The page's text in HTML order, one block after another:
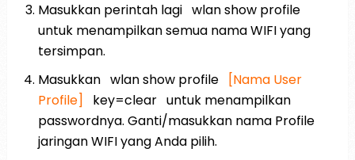
Masukkan perintah lagi wlan show profile
untuk menampilkan semua nama WIFI yang
tersimpan.
Masukkan wlan show profile
[Nama User
Profile]
key=clear untuk menampilkan
passwordnya. Ganti/masukkan nama Profile
jaringan WIFI yang Anda pilih.